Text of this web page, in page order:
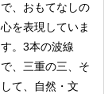
で、おもてなしの
心を表現していま
す。3本の波線
で、三重の三、そ
して、自然・文